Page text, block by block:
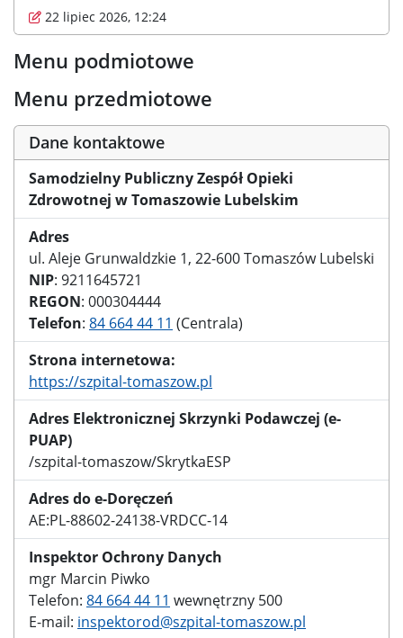
Menu podmiotowe
Menu przedmiotowe
Dane kontaktowe
Samodzielny Publiczny Zespół Opieki
Zdrowotnej w Tomaszowie Lubelskim
Adres
ul. Aleje Grunwaldzkie 1, 22-600 Tomaszów Lubelski
NIP: 9211645721
REGON: 000304444
Telefon: 84 664 44 11 (Centrala)
Strona internetowa:
https://szpital-tomaszow.pl
Adres Elektronicznej Skrzynki Podawczej (e-
PUAP)
/szpital-tomaszow/SkrytkaESP
Adres do e-Doręczeń
AE:PL-88602-24138-VRDCC-14
Inspektor Ochrony Danych
mgr Marcin Piwko
Telefon: 84 664 44 11 wewnętrzny 500
E-mail: inspektorod@szpital-tomaszow.pl
22 lipiec 2026, 12:24